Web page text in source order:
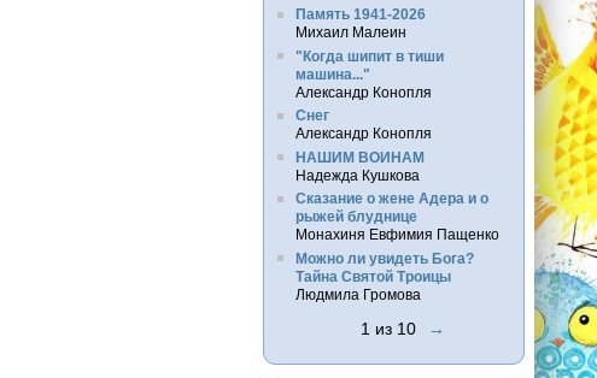
Память 1941-2026
Михаил Малеин
"Когда шипит в тиши
машина..."
Александр Конопля
Снег
Александр Конопля
НАШИМ ВОИНАМ
Надежда Кушкова
Сказание о жене Адера и о
рыжей блуднице
Монахиня Евфимия Пащенко
Можно ли увидеть Бога?
Тайна Святой Троицы
Людмила Громова
1 из 10 →